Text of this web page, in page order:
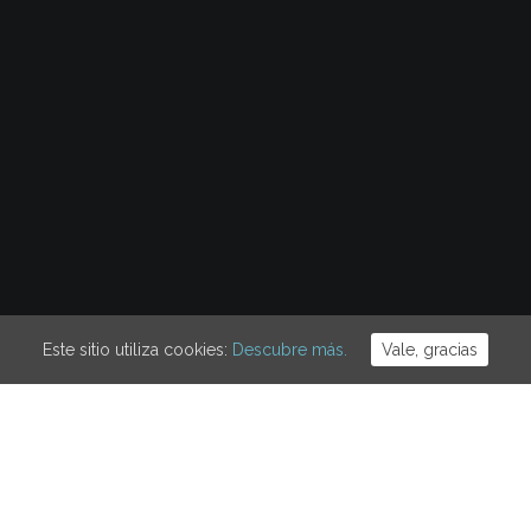
Este sitio utiliza cookies: Descubre más. Vale, gracias